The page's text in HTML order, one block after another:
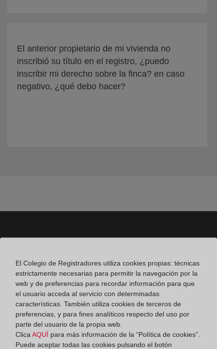
El anterior propietario de mi vivienda no
inscribió su título en el registro, ¿puedo
inscribir mi derecho sobre la finca? en caso
negativo, ¿qué debo hacer?
Príncipe de Vergara 70. 28006 Madrid
Teléfono: 91 270 17 96
91 564 11 59
Email:contacto@registradores.org
Registro de entrada del Colegio de registradores
El Colegio de Registradores utiliza cookies propias: técnicas
estrictamente necesarias para permitir la navegación por la
web y de preferencias para recordar información para que
el usuario acceda al servicio con determinadas
características. También utiliza cookies de terceros de
preferencias, y para fines analíticos respecto del uso por
parte del usuario de la propia web.
Clica AQUÍ para más información de la “Política de cookies”.
Puede aceptar todas las cookies pulsando el botón